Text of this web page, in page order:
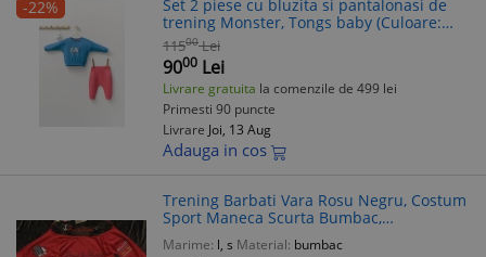
-22%
Set 2 piese cu bluzita si pantalonasi de
trening Monster, Tongs baby (Culoare:
Albastru, Marime: 6-9 luni)
11500 Lei
9000 Lei
Livrare gratuita la comenzile de 499 lei
Primesti 90 puncte
Livrare Joi, 13 Aug
Adauga in cos
Trening Barbati Vara Rosu Negru, Costum
Sport Maneca Scurta Bumbac,
Bluza+Pantaloni Lungi, Colectie Noua
Marime: l, s Material: bumbac